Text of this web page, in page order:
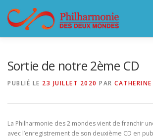
contenu
SOUTENEZ LA PHILHARMONIE
Sortie de notre 2ème CD
PUBLIÉ LE 23 JUILLET 2020 PAR CATHERINE
La Philharmonie des 2 mondes vient de franchir
avec l’enregistrement de son deuxième CD en